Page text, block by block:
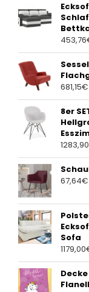
453,76
681,15€
8er
1283,90
67,64€
Sofa
1179,00